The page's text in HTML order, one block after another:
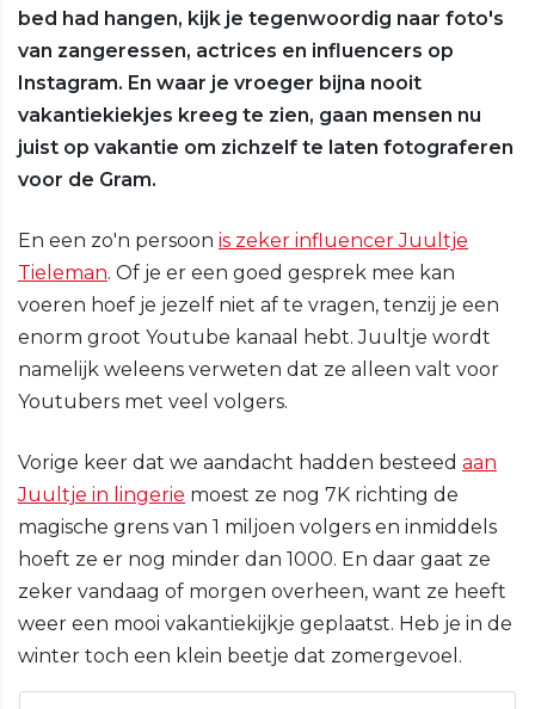
bed had hangen, kijk je tegenwoordig naar foto's
van zangeressen, actrices en influencers op
Instagram. En waar je vroeger bijna nooit
vakantiekiekjes kreeg te zien, gaan mensen nu
juist op vakantie om zichzelf te laten fotograferen
voor de Gram.
En een zo'n persoon is zeker influencer Juultje
Tieleman. Of je er een goed gesprek mee kan
voeren hoef je jezelf niet af te vragen, tenzij je een
enorm groot Youtube kanaal hebt. Juultje wordt
namelijk weleens verweten dat ze alleen valt voor
Youtubers met veel volgers.
Vorige keer dat we aandacht hadden besteed aan
Juultje in lingerie moest ze nog 7K richting de
magische grens van 1 miljoen volgers en inmiddels
hoeft ze er nog minder dan 1000. En daar gaat ze
zeker vandaag of morgen overheen, want ze heeft
weer een mooi vakantiekijkje geplaatst. Heb je in de
winter toch een klein beetje dat zomergevoel.